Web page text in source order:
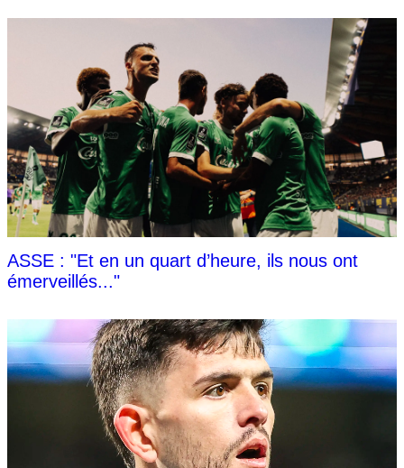
ASSE : "Et en un quart d’heure, ils nous ont
émerveillés..."